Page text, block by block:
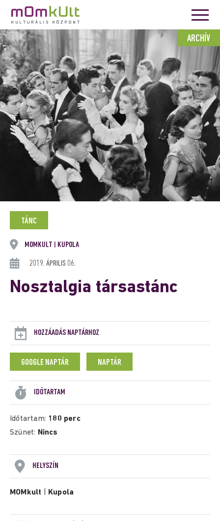
ARCHÍV
TÁNC
MOMKULT KUPOLA
2019. ÁPRILIS 06.
Nosztalgia társastánc
HOZZÁADÁS NAPTÁRHOZ
GOOGLE NAPTÁR NAPTÁR
IDŐTARTAM
Időtartam: 180 perc
Szünet: Nincs
HELYSZÍN
MOMkult Kupola